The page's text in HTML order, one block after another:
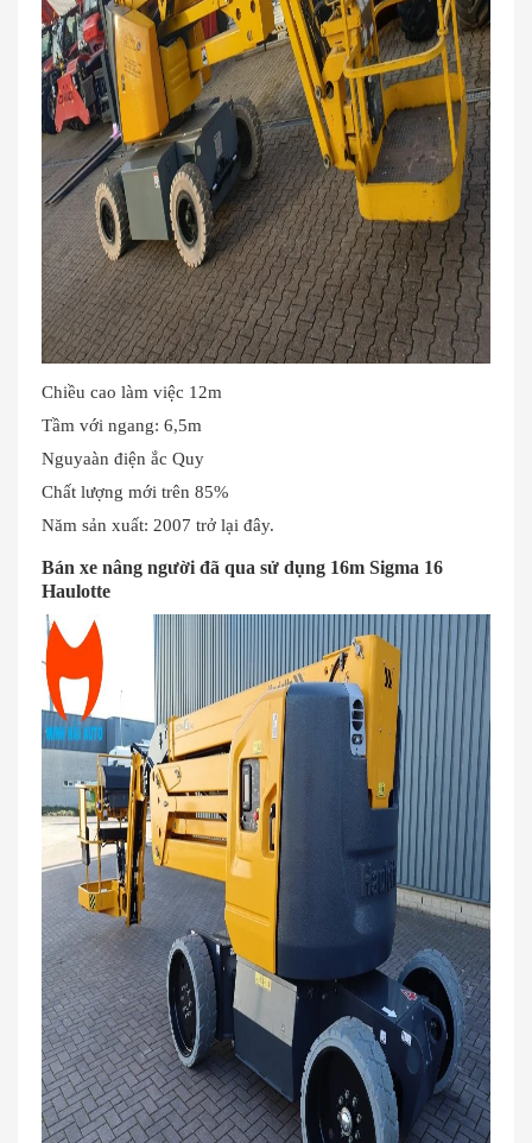
Chiều cao làm việc 12m
Tầm với ngang: 6,5m
Nguyaàn điện ắc Quy
Chất lượng mới trên 85%
Năm sản xuất: 2007 trở lại đây.
Bán xe nâng người đã qua sử dụng 16m Sigma 16
Haulotte